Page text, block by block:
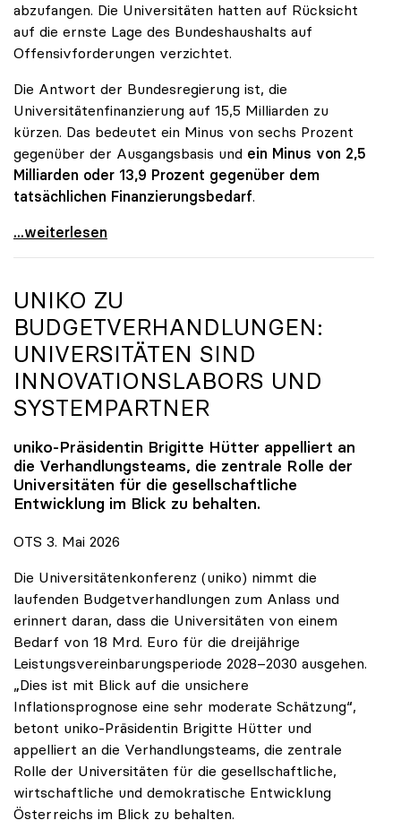
abzufangen. Die Universitäten hatten auf Rücksicht
auf die ernste Lage des Bundeshaushalts auf
Offensivforderungen verzichtet.
Die Antwort der Bundesregierung ist, die
Universitätenfinanzierung auf 15,5 Milliarden zu
kürzen. Das bedeutet ein Minus von sechs Prozent
gegenüber der Ausgangsbasis und ein Minus von 2,5
Milliarden oder 13,9 Prozent gegenüber dem
tatsächlichen Finanzierungsbedarf.
\"Österreich ist für die heimischen Universitäten
...weiterlesen
UNIKO ZU
BUDGETVERHANDLUNGEN:
UNIVERSITÄTEN SIND
INNOVATIONSLABORS UND
SYSTEMPARTNER
uniko-Präsidentin Brigitte Hütter appelliert an
die Verhandlungsteams, die zentrale Rolle der
Universitäten für die gesellschaftliche
Entwicklung im Blick zu behalten.
OTS 3. Mai 2026
Die Universitätenkonferenz (uniko) nimmt die
laufenden Budgetverhandlungen zum Anlass und
erinnert daran, dass die Universitäten von einem
Bedarf von 18 Mrd. Euro für die dreijährige
Leistungsvereinbarungsperiode 2028–2030 ausgehen.
„Dies ist mit Blick auf die unsichere
Inflationsprognose eine sehr moderate Schätzung“,
betont uniko-Präsidentin Brigitte Hütter und
appelliert an die Verhandlungsteams, die zentrale
Rolle der Universitäten für die gesellschaftliche,
wirtschaftliche und demokratische Entwicklung
Österreichs im Blick zu behalten.